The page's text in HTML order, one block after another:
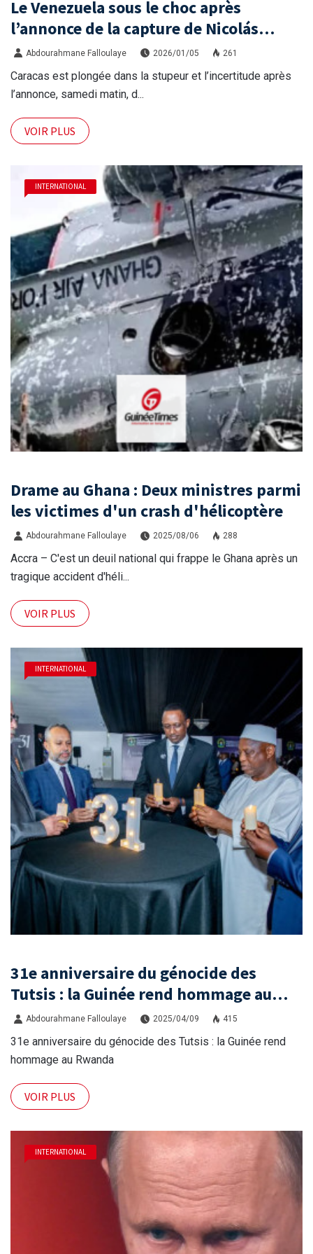
Le Venezuela sous le choc après
l’annonce de la capture de Nicolás
Maduro
Abdourahmane Falloulaye 2026/01/05 261
Caracas est plongée dans la stupeur et l’incertitude après
l’annonce, samedi matin, d...
VOIR PLUS
INTERNATIONAL
Drame au Ghana : Deux ministres parmi
les victimes d'un crash d'hélicoptère
Abdourahmane Falloulaye 2025/08/06 288
Accra – C'est un deuil national qui frappe le Ghana après un
tragique accident d'héli...
VOIR PLUS
INTERNATIONAL
31e anniversaire du génocide des
Tutsis : la Guinée rend hommage au
Rwanda
Abdourahmane Falloulaye 2025/04/09 415
31e anniversaire du génocide des Tutsis : la Guinée rend
hommage au Rwanda
VOIR PLUS
INTERNATIONAL